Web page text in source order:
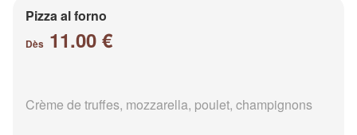
Pizza al forno
Dès 11.00 €
Crème de truffes, mozzarella, poulet, champignons